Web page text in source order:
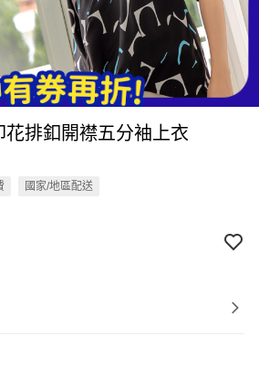
排釦開襟五分袖上衣
國家/地區配送